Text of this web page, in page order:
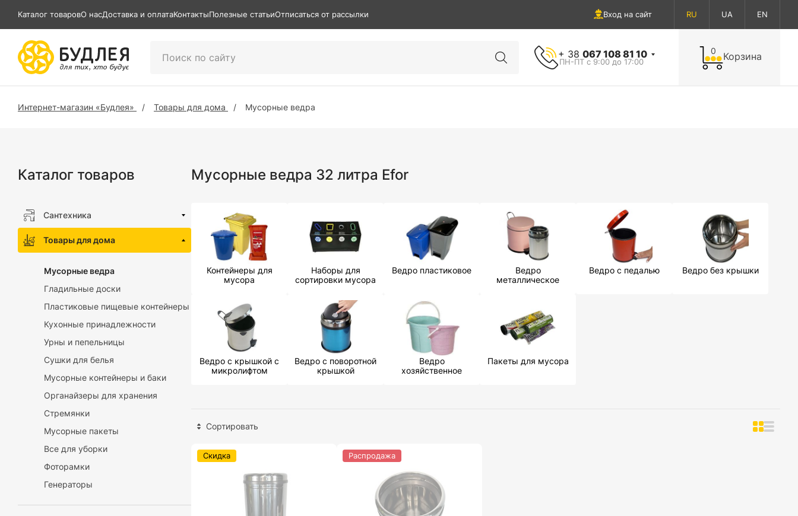
Каталог товаровО насДоставка и оплатаКонтактыПолезные статьиОтписаться от рассылки Вход на сайт RU UA EN
+ 38 067 108 81 10
ПН-ПТ с 9:00 до 17:00
0 Корзина
Интернет-магазин «Будлея» Товары для дома Мусорные ведра
Каталог товаров
Сантехника
Товары для дома
Мусорные ведра
Гладильные доски
Пластиковые пищевые контейнеры
Кухонные принадлежности
Урны и пепельницы
Сушки для белья
Мусорные контейнеры и баки
Органайзеры для хранения
Стремянки
Мусорные пакеты
Все для уборки
Фоторамки
Генераторы
Мусорные ведра 32 литра Efor
Контейнеры для
мусора
Наборы для
сортировки мусора
Ведро пластиковое
Ведро
металлическое
Ведро с педалью Ведро без крышки
Ведро с крышкой с
микролифтом
Ведро с поворотной
крышкой
Ведро
хозяйственное
Пакеты для мусора
Сортировать
Скидка Распродажа